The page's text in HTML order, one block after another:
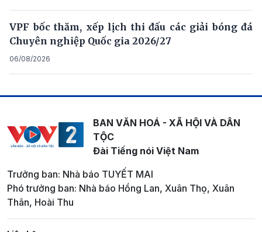
VPF bốc thăm, xếp lịch thi đấu các giải bóng đá
Chuyên nghiệp Quốc gia 2026/27
06/08/2026
BAN VĂN HOÁ - XÃ HỘI VÀ DÂN
TỘC
Đài Tiếng nói Việt Nam
Trưởng ban: Nhà báo TUYẾT MAI
Phó trưởng ban: Nhà báo Hồng Lan, Xuân Thọ, Xuân
Thân, Hoài Thu